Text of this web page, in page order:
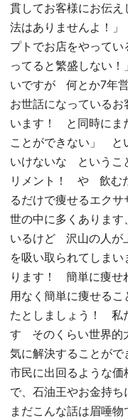
貫してお客様にお伝
法はありませんよ！
プトでお店をやって
ってると繁盛しない
いですが 何とか7年
お世話になっている
います！ と同時にま
ことができない」 と
いけないな というこ
リメント！ や 飲む
るだけで痩せるエク
世の中に多くありま
いるけど 沢山の人が
を吸い取られてしま
ります！ 簡単に痩せ
用なく簡単に痩せる
たとしましょう！ 私
す そのくらい世界的
気に解決することが
市民に出回るような
で、石油王やお金持
まだこんな話は眉唾